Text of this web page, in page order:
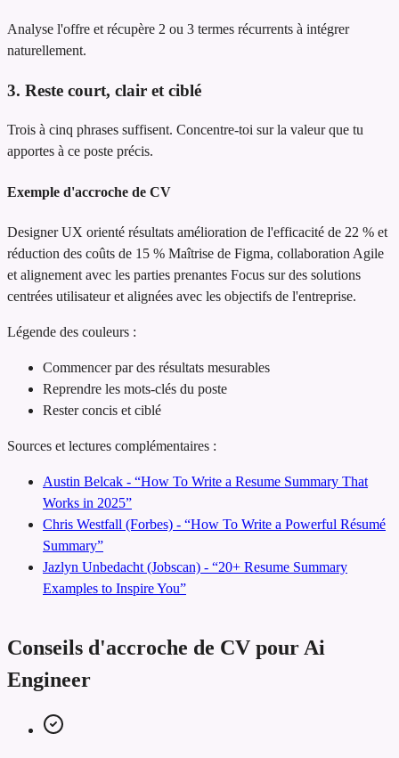
Analyse l'offre et récupère 2 ou 3 termes récurrents à intégrer
naturellement.
3. Reste court, clair et ciblé
Trois à cinq phrases suffisent. Concentre-toi sur la valeur que tu
apportes à ce poste précis.
Exemple d'accroche de CV
Designer UX orienté résultats amélioration de l'efficacité de 22 % et
réduction des coûts de 15 % Maîtrise de Figma, collaboration Agile
et alignement avec les parties prenantes Focus sur des solutions
centrées utilisateur et alignées avec les objectifs de l'entreprise.
Légende des couleurs :
Commencer par des résultats mesurables
Reprendre les mots-clés du poste
Rester concis et ciblé
Sources et lectures complémentaires :
Austin Belcak - “How To Write a Resume Summary That
Works in 2025”
Chris Westfall (Forbes) - “How To Write a Powerful Résumé
Summary”
Jazlyn Unbedacht (Jobscan) - “20+ Resume Summary
Examples to Inspire You”
Conseils d'accroche de CV pour Ai
Engineer